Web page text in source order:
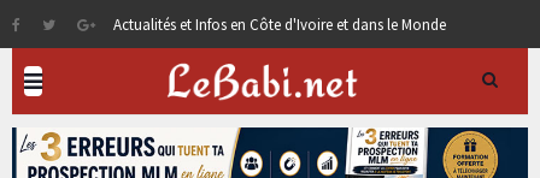
Actualités et Infos en Côte d'Ivoire et dans le Monde